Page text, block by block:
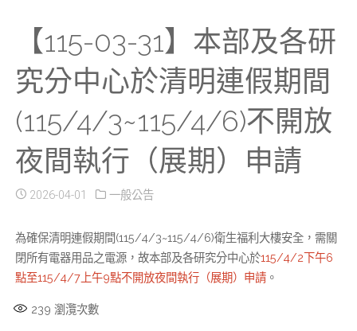
【115-03-31】本部及各研
究分中心於清明連假期間
(115/4/3~115/4/6)不開放
夜間執行（展期）申請
2026-04-01 一般公告
為確保清明連假期間(115/4/3~115/4/6)衛生福利大樓安全，需關
閉所有電器用品之電源，故本部及各研究分中心於115/4/2下午6
點至115/4/7上午9點不開放夜間執行（展期）申請。
239 瀏灠次數